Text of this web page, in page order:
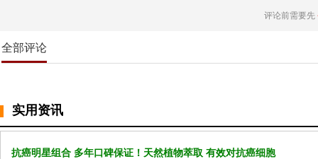
评论前需要先
全部评论
实用资讯
抗癌明星组合 多年口碑保证！天然植物萃取 有效对抗癌细胞